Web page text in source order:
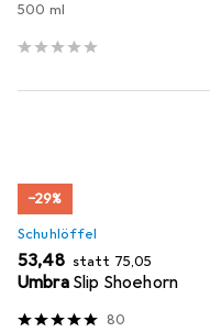
500 ml
−29%
Schuhlöffel
EUR
53,48 statt EUR
75,05
Umbra Slip Shoehorn
80